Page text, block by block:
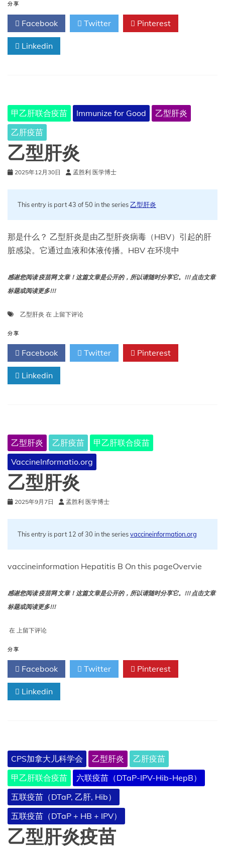
肝
炎
分享
Facebook Twitter Pinterest
Linkedin
甲乙肝联合疫苗 Immunize for Good
乙型肝炎
乙肝疫苗
乙型肝炎
2025年12月30日 孟胜利 医学博士
This entry is part 43 of 50 in the series乙型肝炎
那是什么？ 乙型肝炎是由乙型肝炎病毒（HBV）引起的肝
脏感染。它通过血液和体液传播。HBV 在环境中
感谢您阅读 疫苗网 文章！这篇文章是公开的，所以请随时分享它。!!! 点击文章
标题或阅读更多!!!
乙型肝炎 在 乙
炎
上留下评论
分享
Facebook Twitter Pinterest
Linkedin
乙型肝炎 乙肝疫苗
甲乙肝联合疫苗
VaccineInformatio.org
乙型肝炎
2025年9月7日 孟胜利 医学博士
This entry is part 12 of 30 in the seriesvaccineinformation.org
vaccineinformation Hepatitis B On this pageOvervie
感谢您阅读 疫苗网 文章！这篇文章是公开的，所以请随时分享它。!!! 点击文章
标题或阅读更多!!!
在 乙
肝
炎
上留下评论
分享
Facebook Twitter Pinterest
Linkedin
CPS加拿大儿科学会 乙型肝炎
乙肝疫苗
甲乙肝联合疫苗
六联疫苗（DTaP-IPV-Hib-HepB）
五联疫苗（DTaP, 乙肝, Hib）
五联疫苗（DTaP + HB + IPV）
乙型肝炎疫苗